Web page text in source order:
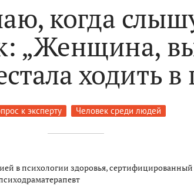
когда
„Женщина,
ходить в
к эксперту Человек среди людей
в психологии здоровья,